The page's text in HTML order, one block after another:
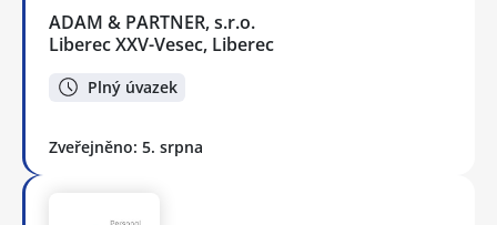
ADAM & PARTNER, s.r.o.
Liberec XXV-Vesec, Liberec
Plný úvazek
Zveřejněno: 5. srpna